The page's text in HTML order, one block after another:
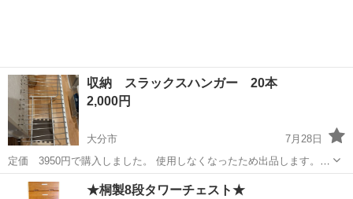
収納 スラックスハンガー 20本
2,000円
大分市
7月28日
定価 3950円で購入しました。 使用しなくなったため出品します。
キャスター付きで移動が容易な、最大20本のスラックスを効率的に収
納できるスチール製ハンガーラックです。 - 製品タイプ: スラックスハ
大分 大分市 収納家具
★桐製8段タワーチェスト★